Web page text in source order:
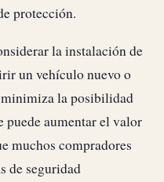
protección.
la instalación de
un vehículo nuevo o
la posibilidad
puede aumentar el valor
muchos compradores
de seguridad